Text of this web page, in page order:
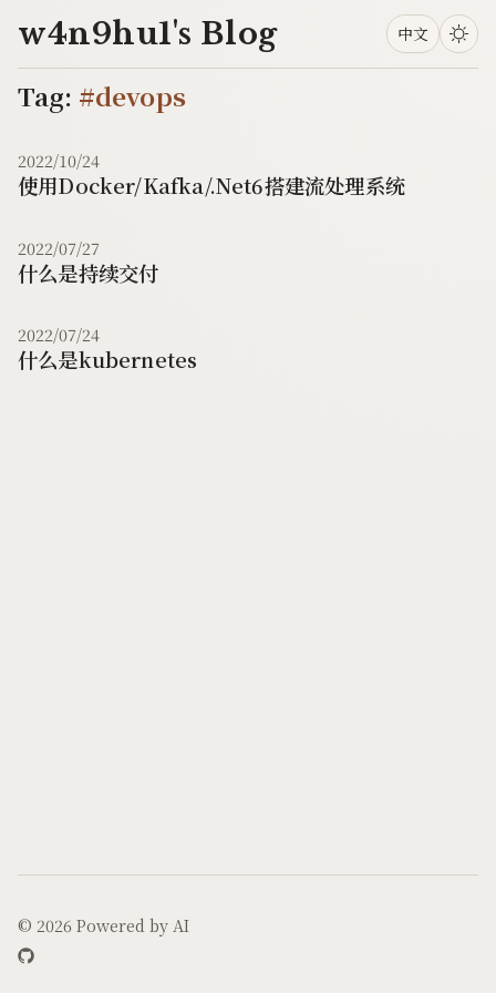
w4n9hu1's Blog 中文
Tag: #devops
2022/10/24
使用Docker/Kafka/.Net6搭建流处理系统
2022/07/27
什么是持续交付
2022/07/24
什么是kubernetes
© 2026 Powered by AI